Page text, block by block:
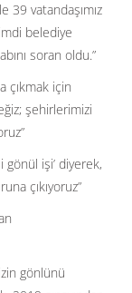
39 vatandaşımız
belediye
soran oldu.”
çıkmak için
şehirlerimizi
gönül işi’ diyerek,
çıkıyoruz”
gönlünü